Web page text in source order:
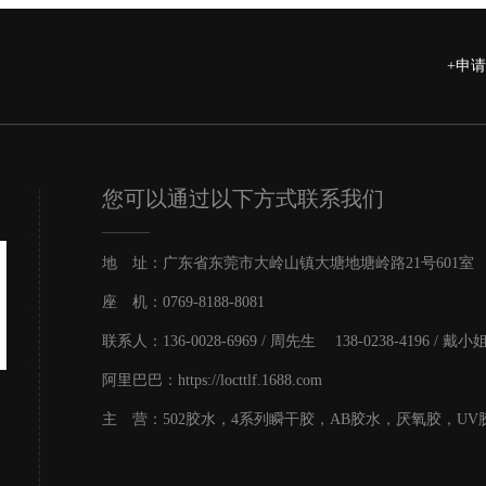
+申
您可以通过以下方式联系我们
地 址：广东省东莞市大岭山镇大塘地塘岭路21号601室
座 机：0769-8188-8081
联系人：136-0028-6969 / 周先生 138-0238-4196 / 戴小
阿里巴巴：https://locttlf.1688.com
主 营：502胶水，4系列瞬干胶，AB胶水，厌氧胶，UV